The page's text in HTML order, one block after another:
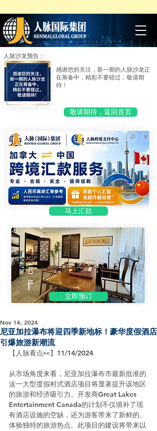
人脉沙龙预告：
感谢您的关注，新一期的人脉沙龙正
在筹备中，精彩不要错过，敬请期
待！
敬请期待，返回首页
马上汇款
立即预订
尼亚加拉瀑布将迎四季新地标！豪华度假酒店
引爆旅游新潮流
Nov 14, 2024
【人脉看点👀】11/14/2024
从市场角度来看，尼亚加拉瀑布市最新批准的
这一大型度假村式酒店项目将显著提升该地区
的旅游和经济吸引力。开发商Great Lakes
Entertainment Canada的计划不仅填补了现
有酒店设施的空缺，还为游客带来了新鲜的、
体验独特的旅游热点。此项目的建设将带来以